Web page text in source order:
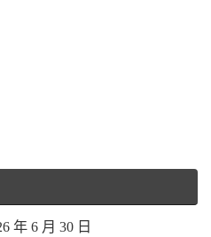
年 6 月 30 日